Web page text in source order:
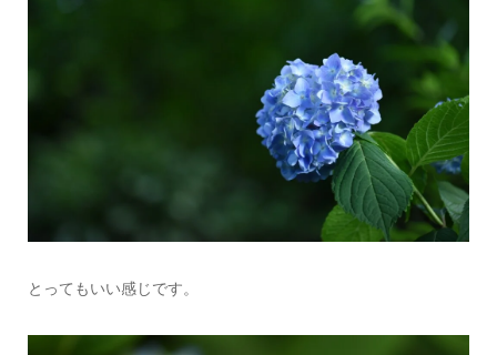
とってもいい感じです。
情報提供をする！ 広告掲載について ランチ特集！